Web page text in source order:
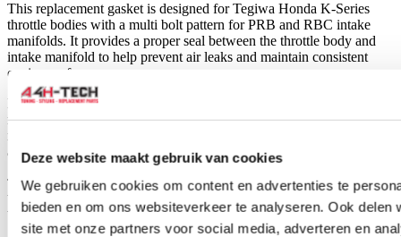
Deze website maakt gebruik van cookies
We gebruiken cookies om content en advertenties te
bieden en om ons websiteverkeer te analyseren. Ook
site met onze partners voor social media, adverteren en
This replacement gasket is designed for Tegiwa Honda K-Series
throttle bodies with a multi bolt pattern for PRB and RBC intake
manifolds. It provides a proper seal between the throttle body and
intake manifold to help prevent air leaks and maintain consistent
engine performance.
Manufactured for accurate fitment, this gasket is suitable as a direct
replacement for worn or damaged throttle body gaskets. Ideal for
maintenance, repairs, or throttle body installation on Honda K-Series
applications.
This gasket is only usable for K-serie throttle bodies with a multi
bolt pattern for the PRB/RBC intake manifolds. Throttle body
brands like Tegiwa, Skunk2, K-tuned or Blox.